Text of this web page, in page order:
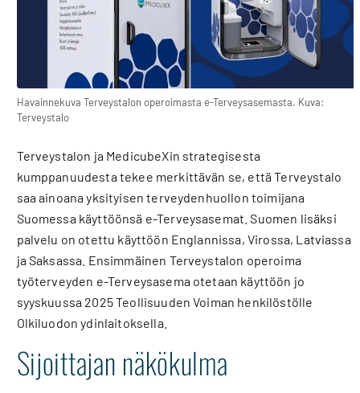
Havainnekuva Terveystalon operoimasta e-Terveysasemasta. Kuva:
Terveystalo
Terveystalon ja MedicubeXin strategisesta
kumppanuudesta tekee merkittävän se, että Terveystalo
saa ainoana yksityisen terveydenhuollon toimijana
Suomessa käyttöönsä e-Terveysasemat. Suomen lisäksi
palvelu on otettu käyttöön Englannissa, Virossa, Latviassa
ja Saksassa. Ensimmäinen Terveystalon operoima
työterveyden e-Terveysasema otetaan käyttöön jo
syyskuussa 2025 Teollisuuden Voiman henkilöstölle
Olkiluodon ydinlaitoksella.
Sijoittajan näkökulma